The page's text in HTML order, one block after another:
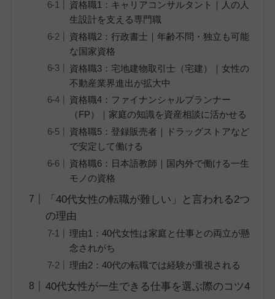
資格職1：キャリアコンサルタント｜人の人
生設計を支える専門職
資格職2：行政書士｜年齢不問・独立も可能
な国家資格
資格職3：宅地建物取引士（宅建）｜女性の
不動産業界進出が拡大中
資格職4：ファイナンシャルプランナー
（FP）｜家庭の知識を資産相談に活かせる
資格職5：登録販売者｜ドラッグストアなど
で安定して働ける
資格職6：日本語教師｜国内外で働ける一生
モノの資格
「40代女性の転職が難しい」と言われる2つ
の理由
理由1：40代女性は家庭と仕事との両立が懸
念されがち
理由2：40代の転職では経験が重視される
40代女性が一生できる仕事を選ぶ際のコツ4